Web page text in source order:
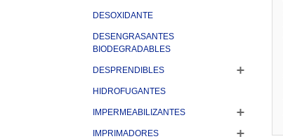
DESOXIDANTE
DESENGRASANTES
BIODEGRADABLES
DESPRENDIBLES
HIDROFUGANTES
IMPERMEABILIZANTES
IMPRIMADORES